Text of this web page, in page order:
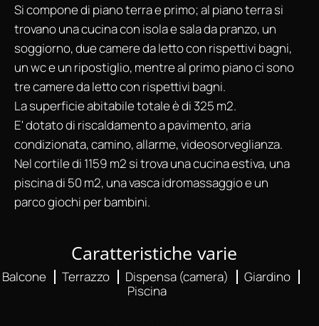
Si compone di piano terra e primo; al piano terra si
trovano una cucina con isola e sala da pranzo, un
soggiorno, due camere da letto con rispettivi bagni,
un wc e un ripostiglio, mentre al primo piano ci sono
tre camere da letto con rispettivi bagni.
La superficie abitabile totale è di 325 m2.
E' dotato di riscaldamento a pavimento, aria
condizionata, camino, allarme, videosorveglianza.
Nel cortile di 1159 m2 si trova una cucina estiva, una
piscina di 50 m2, una vasca idromassaggio e un
parco giochi per bambini.
Caratteristiche varie
Balcone Terrazzo Dispensa (camera)
Giardino
Piscina